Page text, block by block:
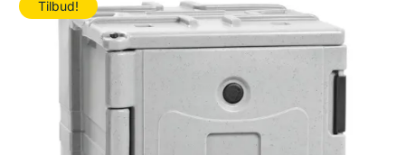
Tilbud!